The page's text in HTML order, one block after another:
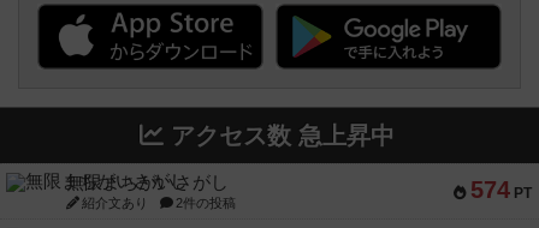
アクセス数 急上昇中
574 PT
無限まちがいさがし
紹介文あり 2件の投稿